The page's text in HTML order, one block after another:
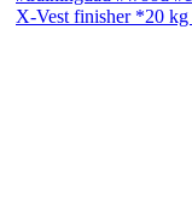
X-Vest finisher *20